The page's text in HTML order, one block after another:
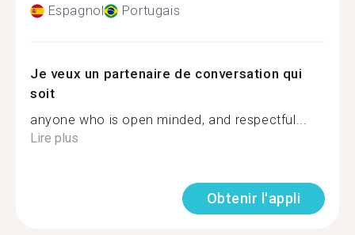
Espagnol Portugais
Je veux un partenaire de conversation qui
soit
anyone who is open minded, and respectful...
Lire plus
Obtenir l'appli